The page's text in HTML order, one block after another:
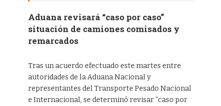
Aduana revisará “caso por caso”
situación de camiones comisados y
remarcados
Tras un acuerdo efectuado este martes entre
autoridades de la Aduana Nacional y
representantes del Transporte Pesado Nacional
e Internacional, se determinó revisar “caso por